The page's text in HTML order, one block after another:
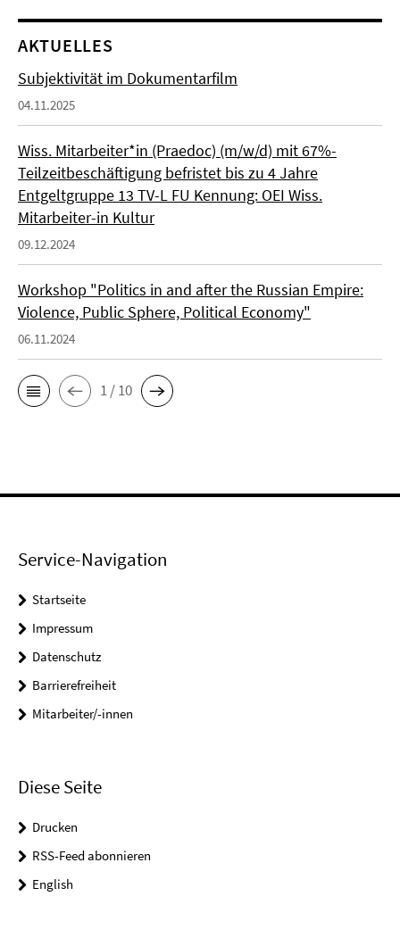
AKTUELLES
Subjektivität im Dokumentarfilm
04.11.2025
Wiss. Mitarbeiter*in (Praedoc) (m/w/d) mit 67%-
Teilzeitbeschäftigung befristet bis zu 4 Jahre
Entgeltgruppe 13 TV-L FU Kennung: OEI Wiss.
Mitarbeiter-in Kultur
09.12.2024
Workshop "Politics in and after the Russian Empire:
Violence, Public Sphere, Political Economy"
06.11.2024
1 / 10
Service-Navigation
Startseite
Impressum
Datenschutz
Barrierefreiheit
Mitarbeiter/-innen
Diese Seite
Drucken
RSS-Feed abonnieren
English